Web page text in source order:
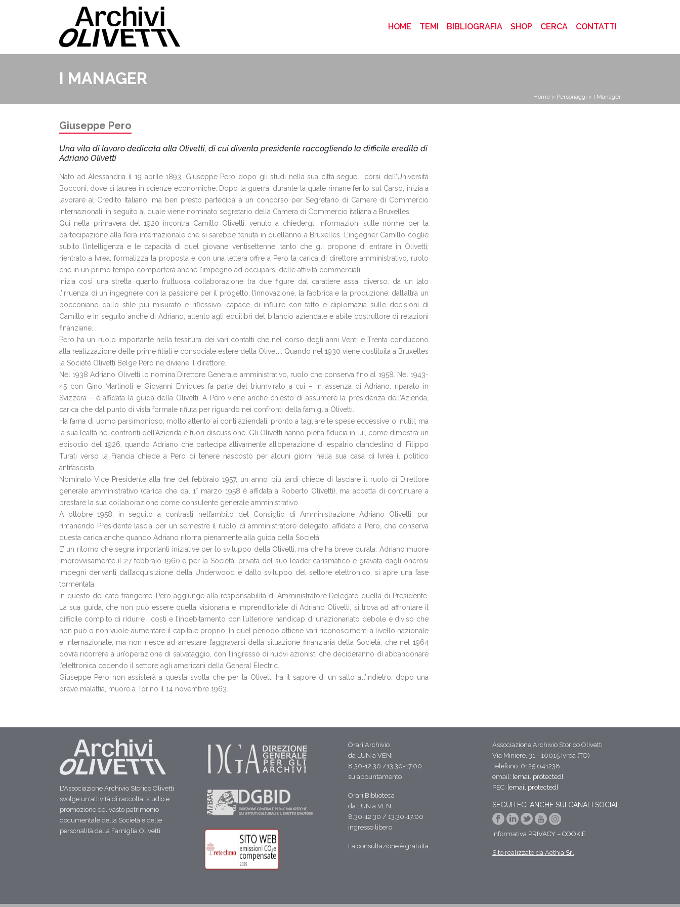
HOME (CURRENT)
TEMI BIBLIOGRAFIA SHOP CERCA CONTATTI
I MANAGER
Home > Personaggi > I Manager
Giuseppe Pero
Una vita di lavoro dedicata alla Olivetti, di cui diventa presidente raccogliendo la difficile eredità di
Adriano Olivetti
Nato ad Alessandria il 19 aprile 1893, Giuseppe Pero dopo gli studi nella sua città segue i corsi dell’Università
Bocconi, dove si laurea in scienze economiche. Dopo la guerra, durante la quale rimane ferito sul Carso, inizia a
lavorare al Credito Italiano, ma ben presto partecipa a un concorso per Segretario di Camere di Commercio
Internazionali, in seguito al quale viene nominato segretario della Camera di Commercio italiana a Bruxelles.
Qui nella primavera del 1920 incontra Camillo Olivetti, venuto a chiedergli informazioni sulle norme per la
partecipazione alla fiera internazionale che si sarebbe tenuta in quell’anno a Bruxelles. L’ingegner Camillo coglie
subito l’intelligenza e le capacità di quel giovane ventisettenne, tanto che gli propone di entrare in Olivetti;
rientrato a Ivrea, formalizza la proposta e con una lettera offre a Pero la carica di direttore amministrativo, ruolo
che in un primo tempo comporterà anche l’impegno ad occuparsi delle attività commerciali.
Inizia così una stretta quanto fruttuosa collaborazione tra due figure dal carattere assai diverso: da un lato
l’irruenza di un ingegnere con la passione per il progetto, l’innovazione, la fabbrica e la produzione; dall’altra un
bocconiano dallo stile più misurato e riflessivo, capace di influire con tatto e diplomazia sulle decisioni di
Camillo e in seguito anche di Adriano, attento agli equilibri del bilancio aziendale e abile costruttore di relazioni
finanziarie.
Pero ha un ruolo importante nella tessitura dei vari contatti che nel corso degli anni Venti e Trenta conducono
alla realizzazione delle prime filiali e consociate estere della Olivetti. Quando nel 1930 viene costituita a Bruxelles
la Société Olivetti Belge Pero ne diviene il direttore.
Nel 1938 Adriano Olivetti lo nomina Direttore Generale amministrativo, ruolo che conserva fino al 1958. Nel 1943-
45 con Gino Martinoli e Giovanni Enriques fa parte del triumvirato a cui – in assenza di Adriano, riparato in
Svizzera – è affidata la guida della Olivetti. A Pero viene anche chiesto di assumere la presidenza dell’Azienda,
carica che dal punto di vista formale rifiuta per riguardo nei confronti della famiglia Olivetti.
Ha fama di uomo parsimonioso, molto attento ai conti aziendali, pronto a tagliare le spese eccessive o inutili; ma
la sua lealtà nei confronti dell’Azienda è fuori discussione. Gli Olivetti hanno piena fiducia in lui, come dimostra un
episodio del 1926, quando Adriano che partecipa attivamente all’operazione di espatrio clandestino di Filippo
Turati verso la Francia chiede a Pero di tenere nascosto per alcuni giorni nella sua casa di Ivrea il politico
antifascista.
Nominato Vice Presidente alla fine del febbraio 1957, un anno più tardi chiede di lasciare il ruolo di Direttore
generale amministrativo (carica che dal 1° marzo 1958 è affidata a Roberto Olivetti), ma accetta di continuare a
prestare la sua collaborazione come consulente generale amministrativo.
A ottobre 1958, in seguito a contrasti nell’ambito del Consiglio di Amministrazione Adriano Olivetti, pur
rimanendo Presidente lascia per un semestre il ruolo di amministratore delegato, affidato a Pero, che conserva
questa carica anche quando Adriano ritorna pienamente alla guida della Società.
E’ un ritorno che segna importanti iniziative per lo sviluppo della Olivetti, ma che ha breve durata: Adriano muore
improvvisamente il 27 febbraio 1960 e per la Società, privata del suo leader carismatico e gravata dagli onerosi
impegni derivanti dall’acquisizione della Underwood e dallo sviluppo del settore elettronico, si apre una fase
tormentata.
In questo delicato frangente, Pero aggiunge alla responsabilità di Amministratore Delegato quella di Presidente.
La sua guida, che non può essere quella visionaria e imprenditoriale di Adriano Olivetti, si trova ad affrontare il
difficile compito di ridurre i costi e l’indebitamento con l’ulteriore handicap di un’azionariato debole e diviso che
non può o non vuole aumentare il capitale proprio. In quel periodo ottiene vari riconoscimenti a livello nazionale
e internazionale, ma non riesce ad arrestare l’aggravarsi della situazione finanziaria della Società, che nel 1964
dovrà ricorrere a un’operazione di salvataggio, con l’ingresso di nuovi azionisti che decideranno di abbandonare
l’elettronica cedendo il settore agli americani della General Electric.
Giuseppe Pero non assisterà a questa svolta che per la Olivetti ha il sapore di un salto all’indietro: dopo una
breve malattia, muore a Torino il 14 novembre 1963.
L'Associazione Archivio Storico Olivetti
svolge un'attività di raccolta, studio e
promozione del vasto patrimonio
documentale della Società e delle
personalità della Famiglia Olivetti.
Orari Archivio
da LUN a VEN:
8.30-12.30 /13.30-17.00
su appuntamento
Orari Biblioteca
da LUN a VEN:
8.30-12.30 / 13.30-17.00
ingresso libero
La consultazione è gratuita
Associazione Archivio Storico Olivetti
Via Miniere, 31 - 10015 Ivrea (TO)
Telefono: 0125 641238
email: [email protected]
PEC: [email protected]
SEGUITECI ANCHE SUI CANALI SOCIAL
Informativa PRIVACY – COOKIE
Sito realizzato da Aethia Srl